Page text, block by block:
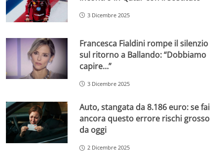
3 Dicembre 2025
Francesca Fialdini rompe il silenzio
sul ritorno a Ballando: “Dobbiamo
capire…”
3 Dicembre 2025
Auto, stangata da 8.186 euro: se fai
ancora questo errore rischi grosso
da oggi
2 Dicembre 2025